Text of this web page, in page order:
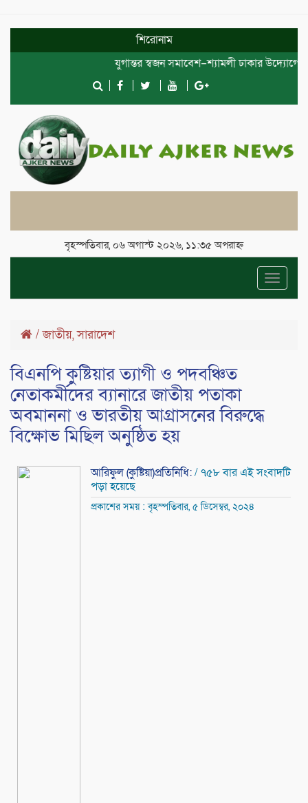
শিরোনাম
যুগান্তর স্বজন সমাবেশ–শ্যামলী ঢাকার উদ্যোগে দোয়া
বৃহস্পতিবার, ০৬ অগাস্ট ২০২৬, ১১:৩৫ অপরাহ্ন
Toggle
/জাতীয়,সারাদেশ
বিএনপি কুষ্টিয়ার ত্যাগী ও পদবঞ্চিত
নেতাকর্মীদের ব্যানারে জাতীয় পতাকা
অবমাননা ও ভারতীয় আগ্রাসনের বিরুদ্ধে
বিক্ষোভ মিছিল অনুষ্ঠিত হয়
আরিফুল (কুষ্টিয়া)প্রতিনিধি:/ ৭৫৮ বার এই সংবাদটি
পড়া হয়েছে
প্রকাশের সময় : বৃহস্পতিবার, ৫ ডিসেম্বর, ২০২৪